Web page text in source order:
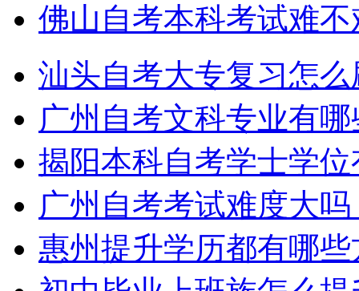
佛山自考本科考试难
汕头自考大专复习怎
广州自考文科专业有
揭阳本科自考学士学
广州自考考试难度大吗
惠州提升学历都有哪